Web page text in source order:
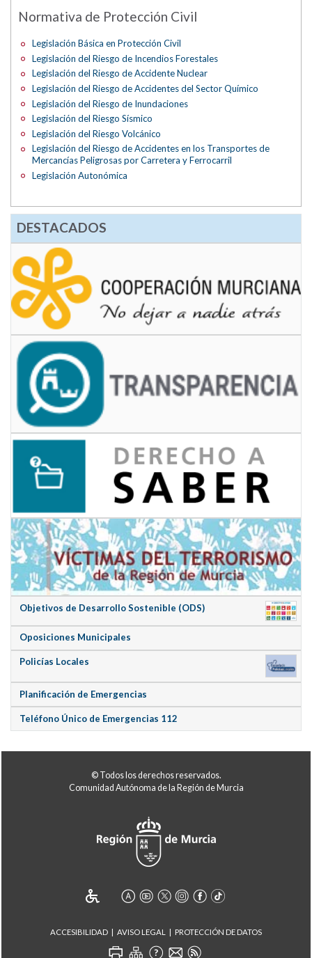
Normativa de Protección Civil
Legislación Básica en Protección Civil
Legislación del Riesgo de Incendios Forestales
Legislación del Riesgo de Accidente Nuclear
Legislación del Riesgo de Accidentes del Sector Químico
Legislación del Riesgo de Inundaciones
Legislación del Riesgo Sísmico
Legislación del Riesgo Volcánico
Legislación del Riesgo de Accidentes en los Transportes de
Mercancías Peligrosas por Carretera y Ferrocarril
Legislación Autonómica
DESTACADOS
Objetivos de Desarrollo Sostenible (ODS)
Oposiciones Municipales
Policías Locales
Planificación de Emergencias
Teléfono Único de Emergencias 112
© Todos los derechos reservados.
Comunidad Autónoma de la Región de Murcia
ACCESIBILIDAD AVISO LEGAL PROTECCIÓN DE DATOS